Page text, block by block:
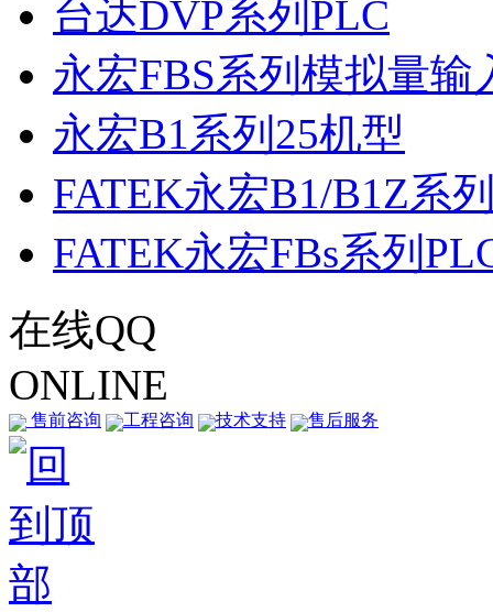
台达DVP系列PLC
永宏FBS系列模拟量输
永宏B1系列25机型
FATEK永宏B1/B1Z系
FATEK永宏FBs系列
在线QQ
ONLINE
售前咨询 工程咨询 技术支持 售后服务